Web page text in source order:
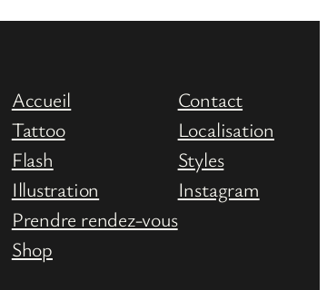
Accueil
Tattoo
Flash
Illustration
Prendre rendez-vous
Shop
Contact
Localisation
Styles
Instagram